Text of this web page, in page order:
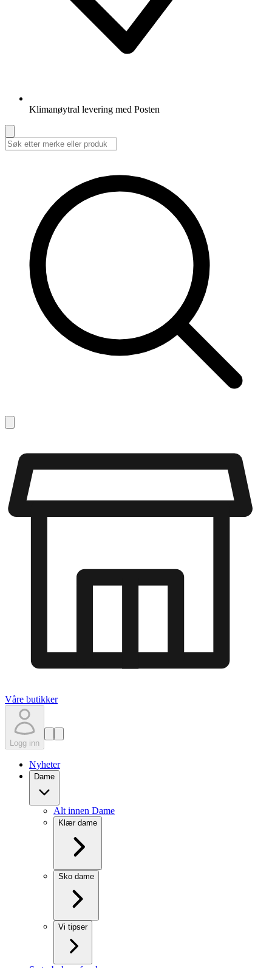
Klimanøytral levering med Posten
Våre butikker
Logg inn
Nyheter
Dame
Alt innen Dame
Klær dame
Sko dame
Vi tipser